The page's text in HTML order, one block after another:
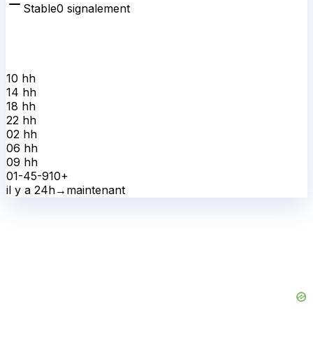
Stable0 signalement
10 hh
14 hh
18 hh
22 hh
02 hh
06 hh
09 hh
01-45-910+
il y a 24h→ maintenant